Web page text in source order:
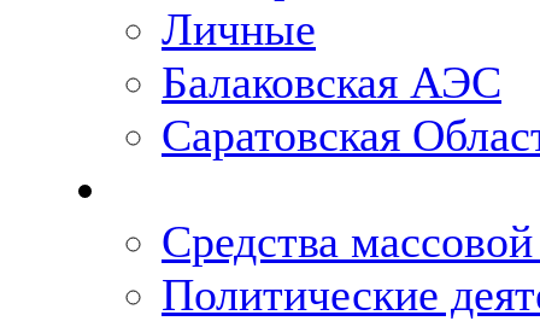
Личные
Балаковская АЭС
Саратовская
Средства
Политические